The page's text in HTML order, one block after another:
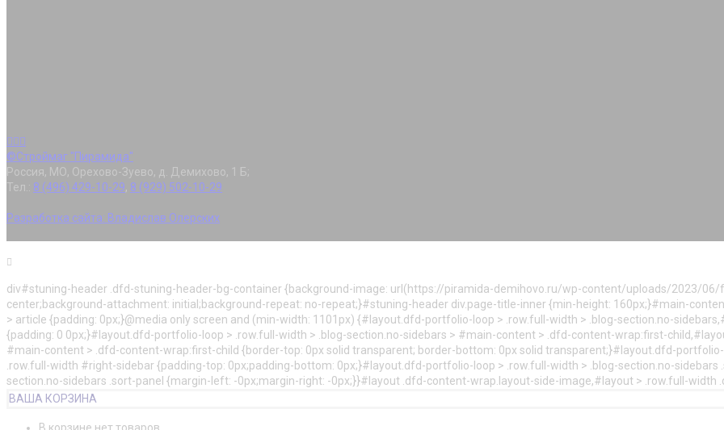
©Строймаг "Пирамида"
Россия, МО, Орехово-Зуево, д. Демихово, 1 Б;
Тел.: 8 (496) 429-10-29, 8 (929) 502-10-29
Разработка сайта: Владислав Олерских
div#stuning-header .dfd-stuning-header-bg-container {background-image: url(https://piramida-demihovo.ru/wp-content/uploads/2023/06/
center;background-attachment: initial;background-repeat: no-repeat;}#stuning-header div.page-title-inner {min-height: 160px;}#main-
> article {padding: 0px;}@media only screen and (min-width: 1101px) {#layout.dfd-portfolio-loop > .row.full-width > .blog-section.no-
{padding: 0 0px;}#layout.dfd-portfolio-loop > .row.full-width > .blog-section.no-sidebars > #main-content > .dfd-content-wrap:first-
#main-content > .dfd-content-wrap:first-child {border-top: 0px solid transparent; border-bottom: 0px solid transparent;}#layout.dfd-
.row.full-width #right-sidebar {padding-top: 0px;padding-bottom: 0px;}#layout.dfd-portfolio-loop > .row.full-width > .blog-section.no-
section.no-sidebars .sort-panel {margin-left: -0px;margin-right: -0px;}}#layout .dfd-content-wrap.layout-side-image,#layout > .row.full-
ВАША КОРЗИНА
В корзине нет товаров.